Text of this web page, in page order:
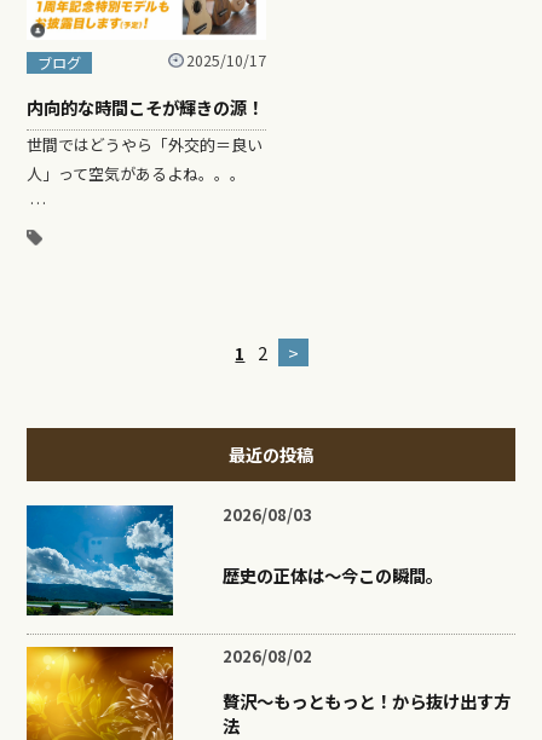
ブログ 2025/10/17
内向的な時間こそが輝きの源！
世間ではどうやら「外交的＝良い
人」って空気があるよね。。。
…
1 2 >
最近の投稿
2026/08/03
歴史の正体は〜今この瞬間。
2026/08/02
贅沢〜もっともっと！から抜け出す方
法